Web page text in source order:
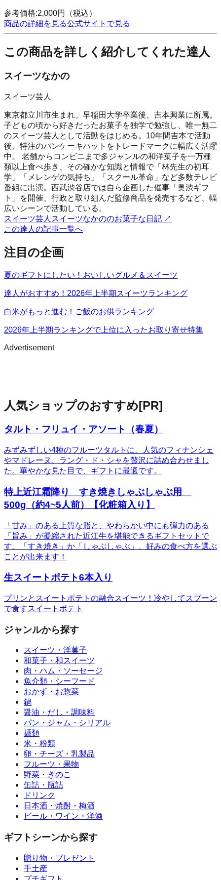
参考価格:2,000円
（税込）
商品の詳細を見る公式サイトで見る
この商品を詳しく紹介してくれた達人
スイーツなかの
スイーツ芸人
東京都立川市生まれ。早稲田大学卒業後、吉本興業に所属。
子どもの頃から好きだったお菓子を独学で勉強し、唯一無二
のスイーツ芸人として活動をはじめる。10年間吉本で活動
後、特注のパンケーキハットをトレードマークに幅広く活躍
中。 老舗からコンビニまで多ジャンルの和洋菓子を一万種
類以上食べ歩き、その確かな知識と情報で「林先生の初耳
学」「メレンゲの気持ち」「スクール革命」など多数テレビ
番組に出演。西武渋谷店では自ら企画した催事「奥渋ギフ
ト」を開催、行政と取り組んだ監修商品を発売するなど、幅
広いシーンで活動している。
スイーツ芸人スイーツなかののお菓子な日記 ↗
この達人の記事一覧へ
注目の企画
夏のギフトにしたい！おいしいグルメ＆スイーツ
達人がおすすめ！2026年上半期スイーツランキング
白米がもっと進む！ご飯のお供ランキング
2026年上半期ランキングで上位に入ったお取り寄せ特集
Advertisement
人気ショップのおすすめ[PR]
タルト・フリュイ・アソート（春夏）
みずみずしい4種のフルーツタルトに、人気のフィナンシェ
やマドレーヌ、ラング・ド・シャを贅沢に詰め合わせまし
た。華やかな見た目で、ギフトに最適です。
特上近江霜降り すき焼きしゃぶしゃぶ用
500g（約4~5人前）【化粧箱入り】
「甘み」のある上質な脂と、やわらかい中にも弾力のある
「旨み」が凝縮された近江牛を堪能できるギフトセットで
す。「すき焼き」か「しゃぶしゃぶ」、好みの食べ方を選ぶ
ことが出来ます！
生スイートポテト6本入り
プリンとスイートポテトの融合スイーツ！冷やしてスプーン
で食すスイートポテト
ジャンルから探す
スイーツ・洋菓子
和菓子・和スイーツ
肉・ハム・ソーセージ
魚介類・シーフード
おかず・お惣菜
鍋
醤油・だし・調味料
パン・ジャム・シリアル
麺類
米・粉類
卵・チーズ・乳製品
フルーツ・果物
野菜・きのこ
缶詰・瓶詰
ドリンク
日本酒・焼酎・梅酒
ビール・ワイン・洋酒
ギフトシーンから探す
贈り物・プレゼント
手土産